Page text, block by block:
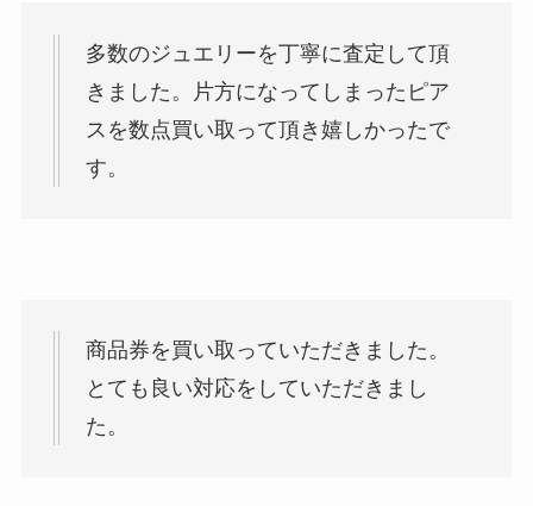
多数のジュエリーを丁寧に査定して頂
きました。片方になってしまったピア
スを数点買い取って頂き嬉しかったで
す。
商品券を買い取っていただきました。
とても良い対応をしていただきまし
た。